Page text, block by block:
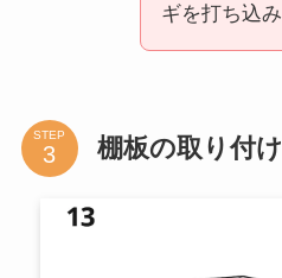
ギを打ち込
STEP 棚板の取り付